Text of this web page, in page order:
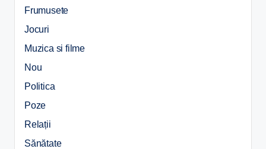
Frumusete
Jocuri
Muzica si filme
Nou
Politica
Poze
Relații
Sănătate